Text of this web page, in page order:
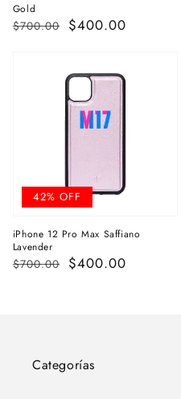
Gold
Precio
$700.00
Precio
$400.00
iPhone 12 Pro Max Saffiano
Lavender
Precio
$700.00
Precio
$400.00
42% OFF
Categorías